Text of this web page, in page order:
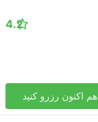
4.2
هم اکنون رزرو کنید